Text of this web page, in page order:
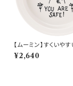
【ムーミン】すくいや
（ムーミン）【
001-320
¥2,640